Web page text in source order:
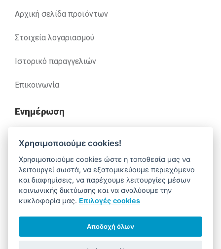
Αρχική σελίδα προϊόντων
Στοιχεία λογαριασμού
Ιστορικό παραγγελιών
Επικοινωνία
Ενημέρωση
Ανακλήσεις
Βοήθεια
Έχετε απορίες. Χρειάζεστε βοήθεια;
210 52 14 037 support@alfa-pharm.gr
Χρησιμοποιούμε cookies!
Χρησιμοποιούμε cookies ώστε η τοποθεσία μας να
λειτουργεί σωστά, να εξατομικεύουμε περιεχόμενο
και διαφημίσεις, να παρέχουμε λειτουργίες μέσων
κοινωνικής δικτύωσης και να αναλύουμε την
κυκλοφορία μας. Επιλογές cookies
Αποδοχή όλων